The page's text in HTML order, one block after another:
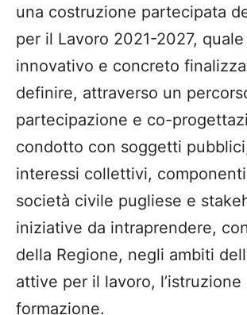
una costruzione partecipata
per il Lavoro 2021-2027,
innovativo e concreto
definire, attraverso un
partecipazione e co-
condotto con soggetti
interessi collettivi,
società civile pugliese e
iniziative da intraprendere,
della Regione, negli ambiti
attive per il lavoro, l’istruzione
formazione.